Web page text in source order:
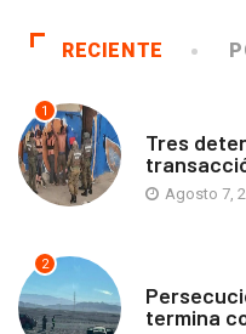
RECIENTE
1
Tres
Agosto 7,
2
termina